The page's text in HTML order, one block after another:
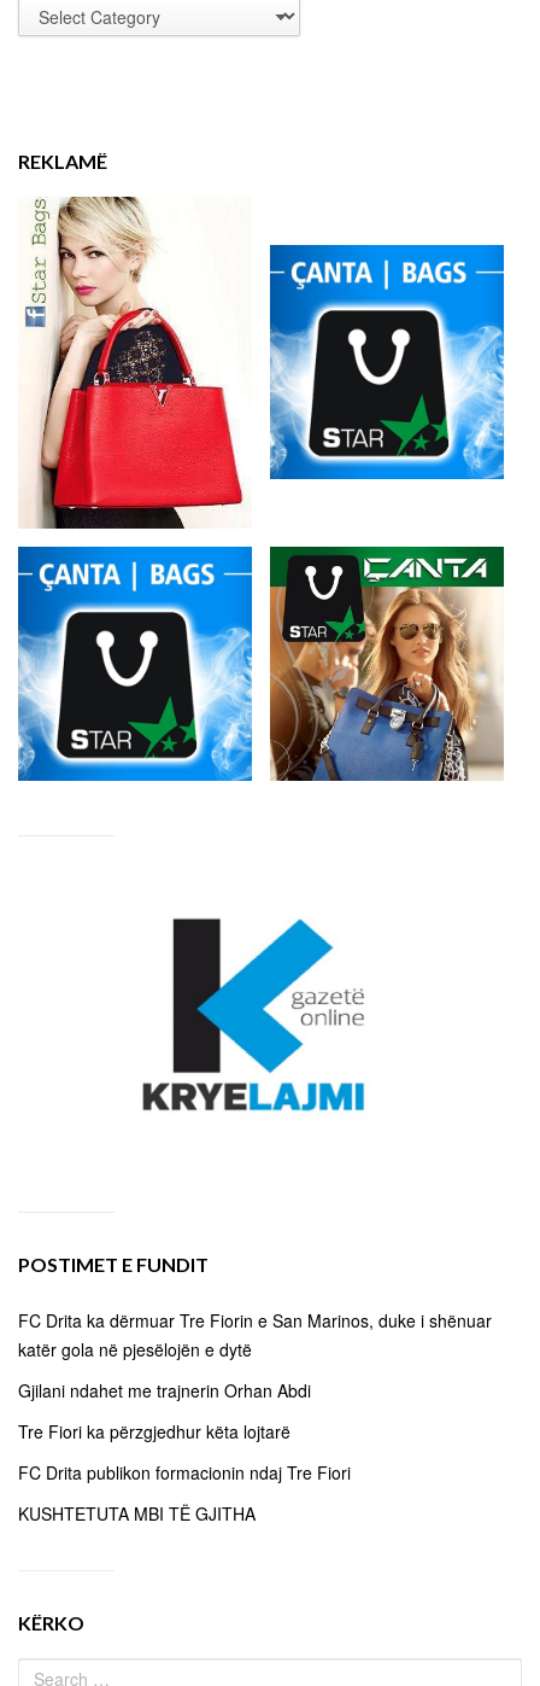
REKLAMË
POSTIMET E FUNDIT
FC Drita ka dërmuar Tre Fiorin e San Marinos, duke i shënuar
katër gola në pjesëlojën e dytë
Gjilani ndahet me trajnerin Orhan Abdi
Tre Fiori ka përzgjedhur këta lojtarë
FC Drita publikon formacionin ndaj Tre Fiori
KUSHTETUTA MBI TË GJITHA
KËRKO